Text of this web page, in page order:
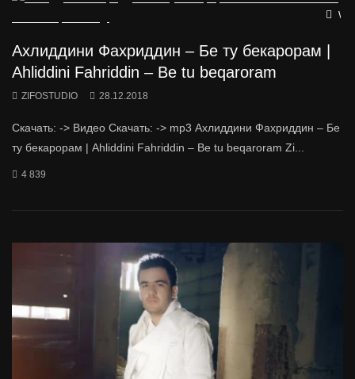
Ахлиддини Фахриддин – Бе ту бекарорам |
Ahliddini Fahriddin – Be tu beqaroram
ZIFOSTUDIO 28.12.2018
Скачать: -> Видео Скачать: -> mp3 Ахлиддини Фахриддин – Бе
ту бекарорам | Ahliddini Fahriddin – Be tu beqaroram Zi...
4 839